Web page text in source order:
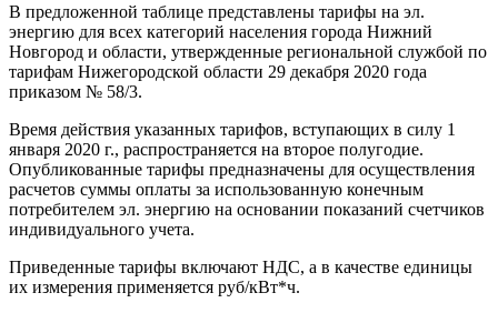
В предложенной таблице представлены тарифы на эл.
энергию для всех категорий населения города Нижний
Новгород и области, утвержденные региональной службой по
тарифам Нижегородской области 29 декабря 2020 года
приказом № 58/3.
Время действия указанных тарифов, вступающих в силу 1
января 2020 г., распространяется на второе полугодие.
Опубликованные тарифы предназначены для осуществления
расчетов суммы оплаты за использованную конечным
потребителем эл. энергию на основании показаний счетчиков
индивидуального учета.
Приведенные тарифы включают НДС, а в качестве единицы
их измерения применяется руб/кВт*ч.